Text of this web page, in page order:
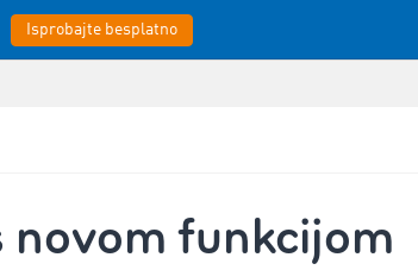
Isprobajte besplatno
novom funkcijom